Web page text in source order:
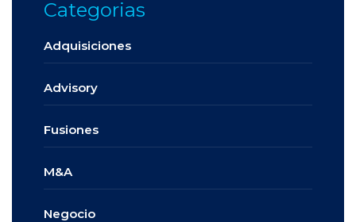
Categorias
Adquisiciones
Advisory
Fusiones
M&A
Negocio